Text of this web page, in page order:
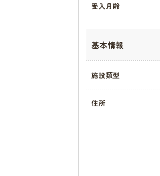
受入月齢
基本情報
施設類型
住所